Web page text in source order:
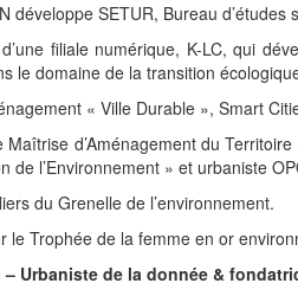
développe SETUR, Bureau
filiale numérique, K-LC, qui
le domaine de la transition
« Ville Durable », Smart
Maîtrise d’Aménagement du
de l’Environnement » et urbaniste
du Grenelle de l’environnement.
le Trophée de la femme en or
Urbaniste de la donnée &